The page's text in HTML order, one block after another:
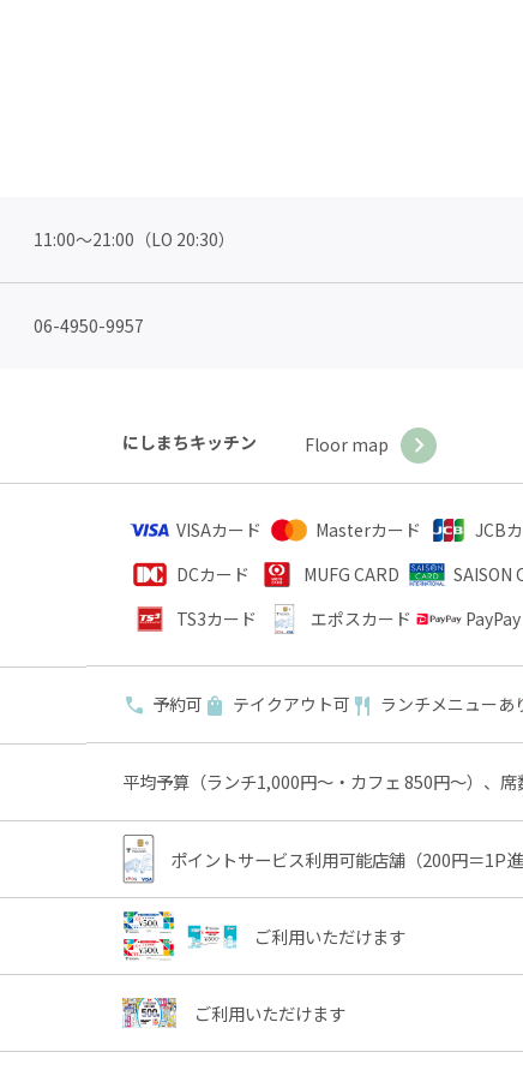
11:00～21:00（LO 20:30）
06-4950-9957
にしまちキッチン Floor map
VISAカード Masterカード JCB
DCカード
MUFG CARD SAISON
TS3カード
エポスカード PayPay
予約可 テイクアウト可 ランチメニューあ
平均予算（ランチ1,000円～・カフェ 850円～）、
ポイントサービス利用可能店舗（200円＝1P
ご利用いただけます
ご利用いただけます